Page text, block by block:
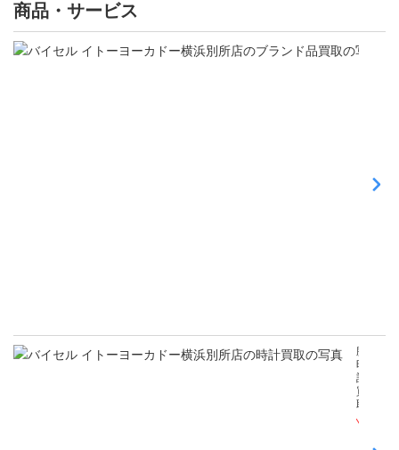
商品・サービス
腕
時
計
買
取